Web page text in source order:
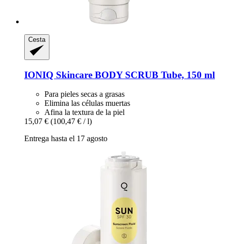
Cesta
IONIQ Skincare BODY SCRUB Tube, 150 ml
Para pieles secas a grasas
Elimina las células muertas
Afina la textura de la piel
15,07 € (100,47 € / l)
Entrega hasta el 17 agosto